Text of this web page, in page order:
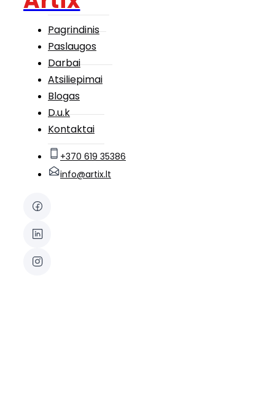
Pagrindinis
Paslaugos
Darbai
Atsiliepimai
Blogas
D.u.k
Kontaktai
+370 619 35386
info@artix.lt